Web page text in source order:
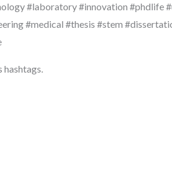
#laboratory #innovation #phdlife
#medical #thesis #stem
hashtags.